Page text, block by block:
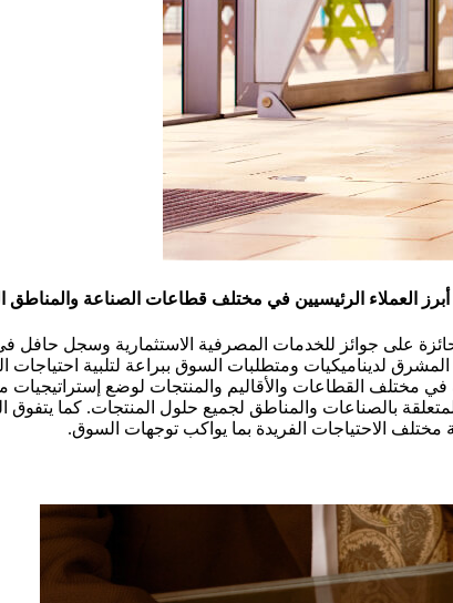
العملاء الرئيسيين في مختلف قطاعات الصناعة والمناطق
على جوائز للخدمات المصرفية الاستثمارية وسجل حافل
لديناميكيات ومتطلبات السوق ببراعة لتلبية
مختلف القطاعات والأقاليم والمنتجات لوضع
المتعلقة بالصناعات والمناطق لجميع حلول المنتجات. كما
مختلف الاحتياجات الفريدة بما يواكب توجهات السوق.